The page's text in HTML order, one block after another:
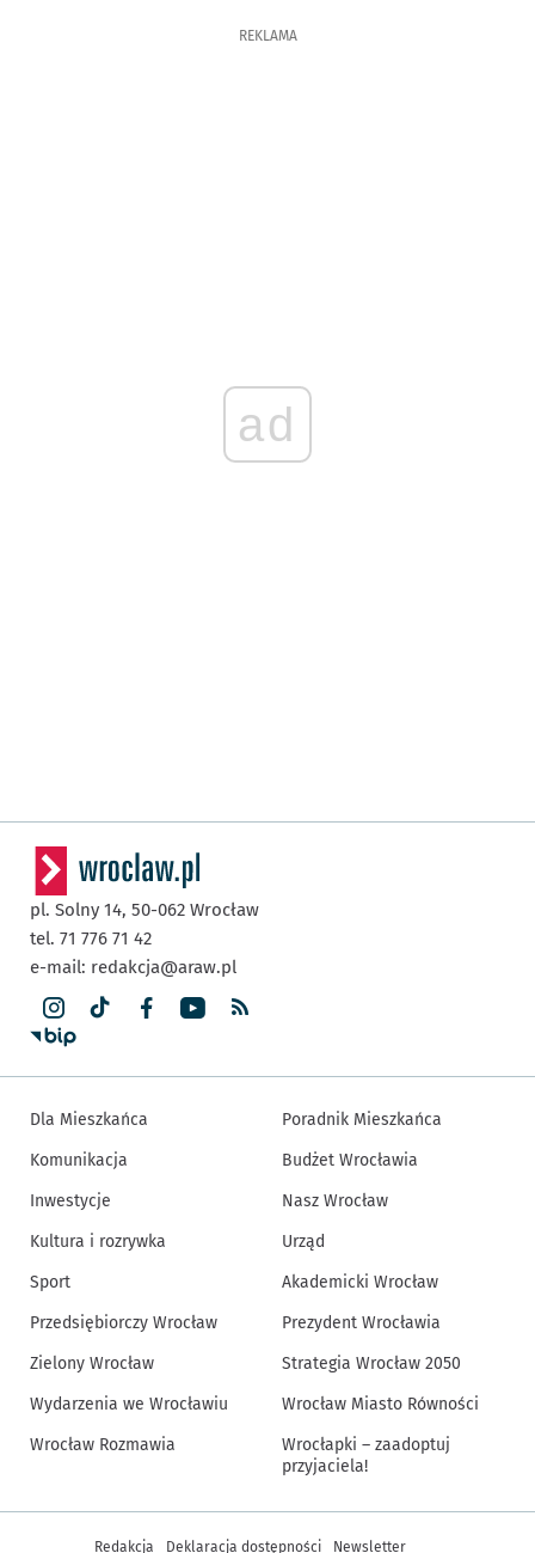
REKLAMA
ad
pl. Solny 14, 50-062 Wrocław
tel. 71 776 71 42
e-mail: redakcja@araw.pl
Dla Mieszkańca
Komunikacja
Inwestycje
Kultura i rozrywka
Sport
Przedsiębiorczy Wrocław
Zielony Wrocław
Wydarzenia we Wrocławiu
Wrocław Rozmawia
Poradnik Mieszkańca
Budżet Wrocławia
Nasz Wrocław
Urząd
Akademicki Wrocław
Prezydent Wrocławia
Strategia Wrocław 2050
Wrocław Miasto Równości
Wrocłapki – zaadoptuj
przyjaciela!
Inne informacje
Redakcja Deklaracja dostępności Newsletter